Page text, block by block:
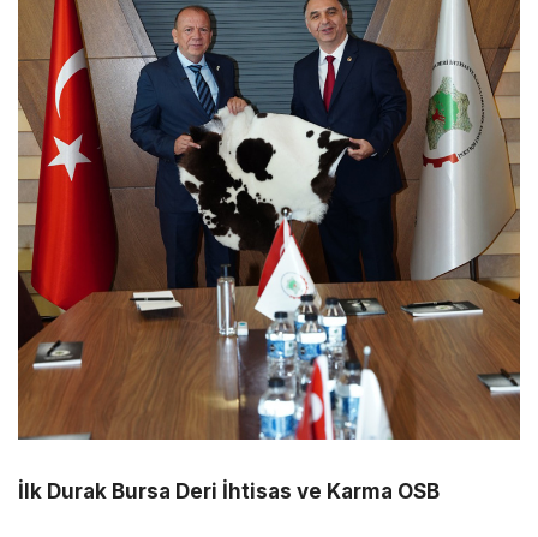
İlk Durak Bursa Deri İhtisas ve Karma OSB